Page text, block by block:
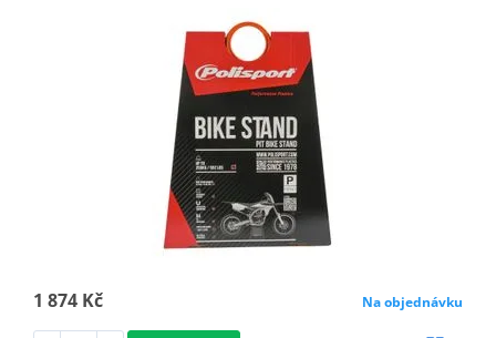
1 874 Kč Na objednávku